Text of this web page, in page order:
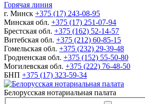
Горячая линия
г. Минск +375 (17) 243-08-95
Минская обл. +375 (17) 251-07-94
Брестская обл. +375 (162) 52-14-57
Витебская обл. +375 (212) 60-85-15
Гомельская обл. +375 (232) 29-39-48
Гродненская обл. +375 (152) 55-50-80
Могилевская обл. +375 (222) 76-48-50
БНП +375 (17) 323-59-34
Белорусская нотариальная палата